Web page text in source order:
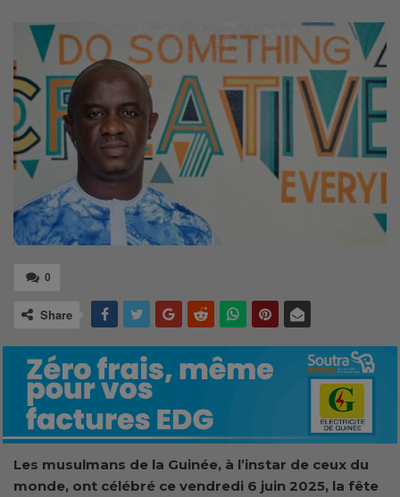
0
Share
Les musulmans de la Guinée, à l’instar de ceux du
monde, ont célébré ce vendredi 6 juin 2025, la fête